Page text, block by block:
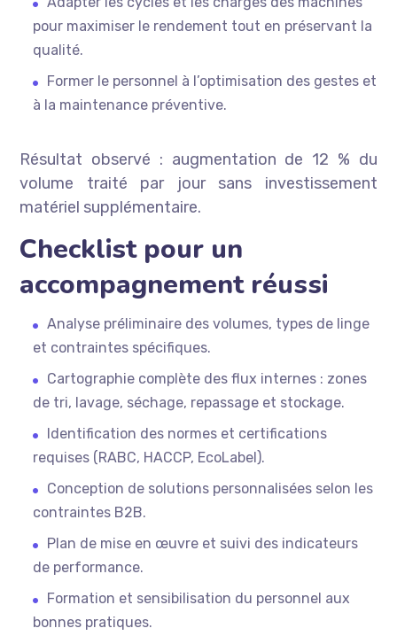
pour maximiser le rendement tout en préservant la
qualité.
Former le personnel à l’optimisation des gestes et
à la maintenance préventive.
Résultat observé : augmentation de 12 % du
volume traité par jour sans investissement
matériel supplémentaire.
Checklist pour un
accompagnement réussi
Analyse préliminaire des volumes, types de linge
et contraintes spécifiques.
Cartographie complète des flux internes : zones
de tri, lavage, séchage, repassage et stockage.
Identification des normes et certifications
requises (RABC, HACCP, EcoLabel).
Conception de solutions personnalisées selon les
contraintes B2B.
Plan de mise en œuvre et suivi des indicateurs
de performance.
Formation et sensibilisation du personnel aux
bonnes pratiques.